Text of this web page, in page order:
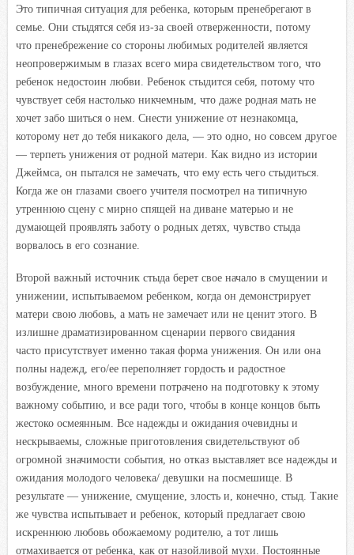
Это типичная ситуация для ребенка, которым пренебрегают в
семье. Они стыдятся себя из-за своей отверженности, потому
что пренебрежение со стороны любимых родителей является
неопровержимым в глазах всего мира свидетельством того, что
ребенок недостоин любви. Ребенок стыдится себя, потому что
чувствует себя настолько никчемным, что даже родная мать не
хочет забо шиться о нем. Снести унижение от незнакомца,
которому нет до тебя никакого дела, — это одно, но совсем другое
— терпеть унижения от родной матери. Как видно из истории
Джеймса, он пытался не замечать, что ему есть чего стыдиться.
Когда же он глазами своего учителя посмотрел на типичную
утреннюю сцену с мирно спящей на диване матерью и не
думающей проявлять заботу о родных детях, чувство стыда
ворвалось в его сознание.
Второй важный источник стыда берет свое начало в смущении и
унижении, испытываемом ребенком, когда он демонстрирует
матери свою любовь, а мать не замечает или не ценит этого. В
излишне драматизированном сценарии первого свидания
часто присутствует именно такая форма унижения. Он или она
полны надежд, его/ее переполняет гордость и радостное
возбуждение, много времени потрачено на подготовку к этому
важному событию, и все ради того, чтобы в конце концов быть
жестоко осмеянным. Все надежды и ожидания очевидны и
нескрываемы, сложные приготовления свидетельствуют об
огромной значимости события, но отказ выставляет все надежды и
ожидания молодого человека/ девушки на посмешище. В
результате — унижение, смущение, злость и, конечно, стыд. Такие
же чувства испытывает и ребенок, который предлагает свою
искреннюю любовь обожаемому родителю, а тот лишь
отмахивается от ребенка, как от назойливой мухи. Постоянные